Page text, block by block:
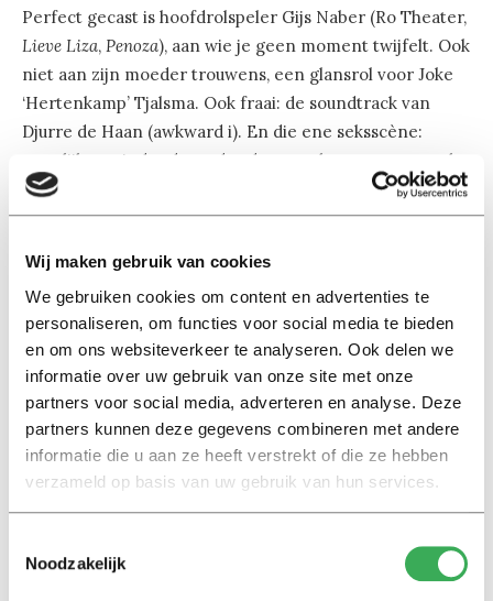
Wij maken gebruik van cookies
We gebruiken cookies om content en advertenties te
personaliseren, om functies voor social media te bieden
en om ons websiteverkeer te analyseren. Ook delen we
informatie over uw gebruik van onze site met onze
partners voor social media, adverteren en analyse. Deze
partners kunnen deze gegevens combineren met andere
informatie die u aan ze heeft verstrekt of die ze hebben
verzameld op basis van uw gebruik van hun services.
Noodzakelijk
Perfect gecast is hoofdrolspeler Gijs Naber (Ro Theater,
Lieve Liza, Penoza), aan wie je geen moment twijfelt. Ook
niet aan zijn moeder trouwens, een glansrol voor Joke
‘Hertenkamp’ Tjalsma. Ook fraai: de soundtrack van
Djurre de Haan (awkward i). En die ene seksscène:
tamelijk opwindend, zonder dat er ook maar een tepel
te zien is.
Dieter van den Bergh
Aanmodderfakker
van Michiel ten Horn, te zien in Pathé
4 uit 5 ballen
Lees ook